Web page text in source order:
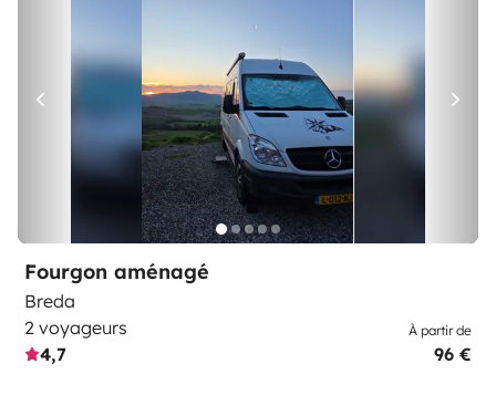
Fourgon aménagé
Breda
2 voyageurs
4,7
À partir de
96 €